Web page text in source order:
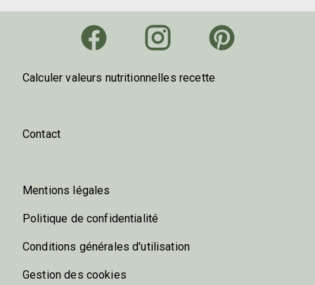
Calculer valeurs nutritionnelles recette
Contact
Mentions légales
Politique de confidentialité
Conditions générales d'utilisation
Gestion des cookies